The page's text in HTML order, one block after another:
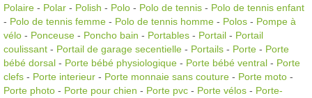
Polaire - Polar - Polish - Polo - Polo de tennis - Polo de tennis enfant
- Polo de tennis femme - Polo de tennis homme - Polos - Pompe à
vélo - Ponceuse - Poncho bain - Portables - Portail - Portail
coulissant - Portail de garage secentielle - Portails - Porte - Porte
bébé dorsal - Porte bébé physiologique - Porte bébé ventral - Porte
clefs - Porte interieur - Porte monnaie sans couture - Porte moto -
Porte photo - Porte pour chien - Porte pvc - Porte vélos - Porte-